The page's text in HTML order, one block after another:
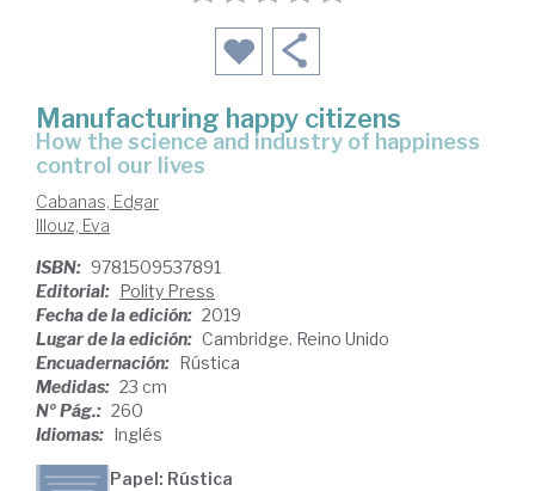
Manufacturing happy citizens
how the science and industry of happiness
control our lives
Cabanas, Edgar
Illouz, Eva
ISBN: 9781509537891
Editorial:
Polity Press
Fecha de la edición: 2019
Lugar de la edición: Cambridge. Reino Unido
Encuadernación:
Rústica
Medidas: 23 cm
Nº Pág.: 260
Idiomas:
Inglés
Papel: Rústica